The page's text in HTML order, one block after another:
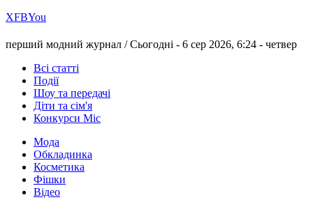
ХFBYou
перший модний журнал /Сьогодні - 6 сер 2026, 6:24 - четвер
Всі статті
Події
Шоу та передачі
Діти та сім'я
Конкурси Міс
Мода
Обкладинка
Косметика
Фішки
Відео